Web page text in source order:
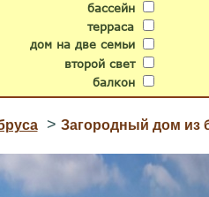
бассейн
второй свет
дом на две семьи
терраса
балкон
> Загородный дом из